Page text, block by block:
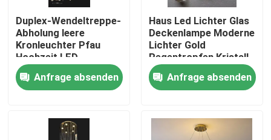
Zu Hause
Produkte
Über uns
Duplex-Wendeltreppe-
Abholung leere
Kronleuchter Pfau
Hochzeit LED
Deckenleuchte
Kronleuchter Acryl
dekorative
Bühne und das Hotel
Anfrage absenden
Haus Led Lichter Glas
Deckenlampe Moderne
Lichter Gold
Regentropfen Kristall
Luxus für Zuhause
Nordic Pendant Licht
Home Office
Anfrage absenden